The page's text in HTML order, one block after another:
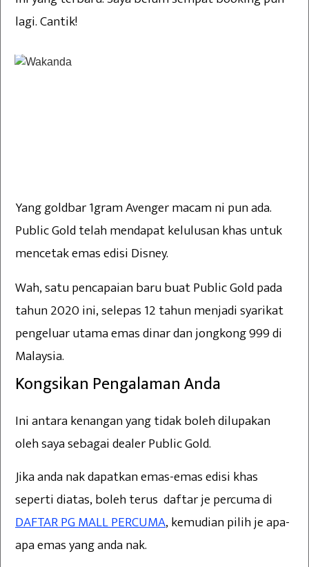
lagi. Cantik!
Yang goldbar 1gram Avenger macam ni pun ada.
Public Gold telah mendapat kelulusan khas untuk
mencetak emas edisi Disney.
Wah, satu pencapaian baru buat Public Gold pada
tahun 2020 ini, selepas 12 tahun menjadi syarikat
pengeluar utama emas dinar dan jongkong 999 di
Malaysia.
Kongsikan Pengalaman Anda
Ini antara kenangan yang tidak boleh dilupakan
oleh saya sebagai dealer Public Gold.
Jika anda nak dapatkan emas-emas edisi khas
seperti diatas, boleh terus daftar je percuma di
DAFTAR PG MALL PERCUMA, kemudian pilih je apa-
apa emas yang anda nak.